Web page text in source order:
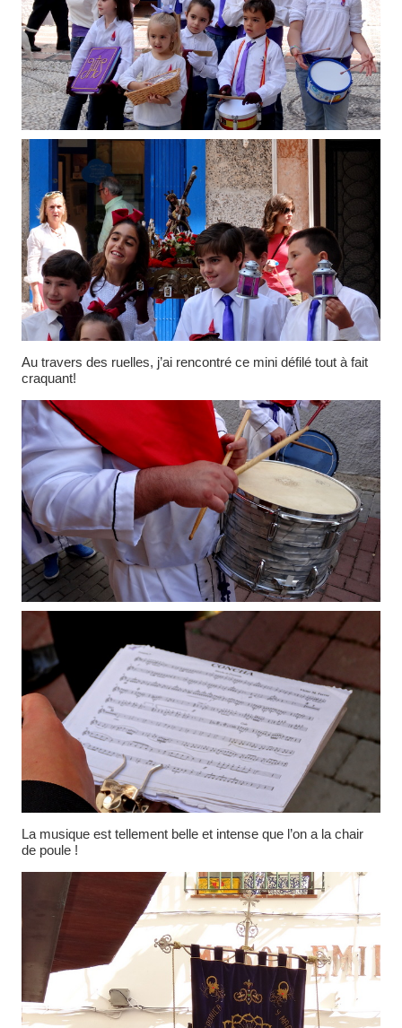
Au travers des ruelles, j’ai rencontré ce mini défilé tout à fait
craquant!
La musique est tellement belle et intense que l’on a la chair
de poule !